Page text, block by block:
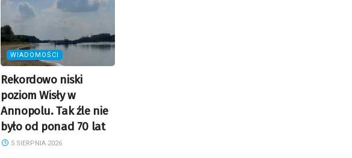
WIADOMOŚCI
Rekordowo niski
poziom Wisły w
Annopolu. Tak źle nie
było od ponad 70 lat
5 SIERPNIA 2026